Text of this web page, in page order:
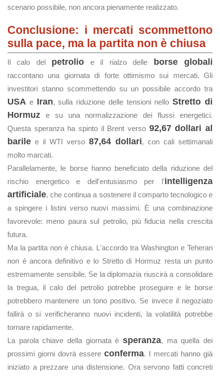
scenario possibile, non ancora pienamente realizzato.
Conclusione: i mercati scommettono
sulla pace, ma la partita non è chiusa
Il calo del petrolio e il rialzo delle borse globali
raccontano una giornata di forte ottimismo sui mercati. Gli
investitori stanno scommettendo su un possibile accordo tra
USA e Iran, sulla riduzione delle tensioni nelloStretto di
Hormuz e su una normalizzazione dei flussi energetici.
Questa speranza ha spinto il Brent verso 92,67 dollari al
barile e il WTI verso 87,64 dollari, con cali settimanali
molto marcati.
Parallelamente, le borse hanno beneficiato della riduzione del
rischio energetico e dell'entusiasmo per l'intelligenza
artificiale, che continua a sostenere il comparto tecnologico e
a spingere i listini verso nuovi massimi. È una combinazione
favorevole: meno paura sul petrolio, più fiducia nella crescita
futura.
Ma la partita non è chiusa. L'accordo tra Washington e Teheran
non è ancora definitivo e lo Stretto di Hormuz resta un punto
estremamente sensibile. Se la diplomazia riuscirà a consolidare
la tregua, il calo del petrolio potrebbe proseguire e le borse
potrebbero mantenere un tono positivo. Se invece il negoziato
fallirà o si verificheranno nuovi incidenti, la volatilità potrebbe
tornare rapidamente.
La parola chiave della giornata è speranza, ma quella dei
prossimi giorni dovrà essere conferma. I mercati hanno già
iniziato a prezzare una distensione. Ora servono fatti concreti